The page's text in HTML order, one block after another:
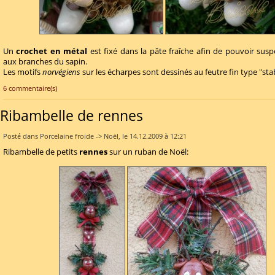
Uncrochet en métal est fixé dans la pâte fraîche afin de pouvoir
aux branches du sapin.
Les motifsnorvégienssur les écharpes sont dessinés au feutre fin type
6 commentaire(s)
Ribambelle de rennes
Posté dans Porcelaine froide -> Noël, le 14.12.2009 à 12:21
Ribambelle de petits rennessur un ruban de Noël: